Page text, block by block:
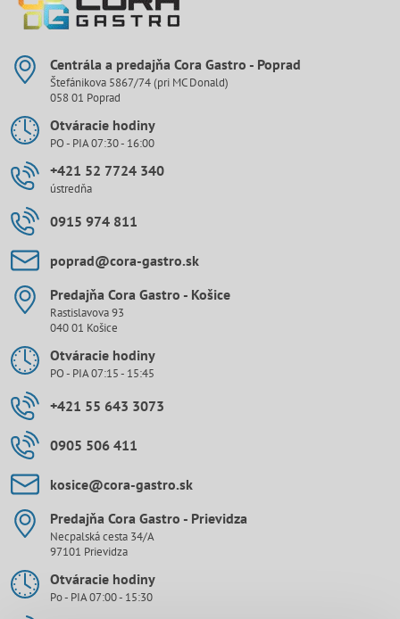
Centrála a predajňa Cora Gastro - Poprad
Štefánikova 5867/74 (pri MC Donald)
058 01 Poprad
Otváracie hodiny
PO - PIA 07:30 - 16:00
+421 52 7724 340
ústredňa
0915 974 811
poprad​@cora-gastro​.sk
Predajňa Cora Gastro - Košice
Rastislavova 93
040 01 Košice
Otváracie hodiny
PO - PIA 07:15 - 15:45
+421 55 643 3073
0905 506 411
kosice​@cora-gastro​.sk
Predajňa Cora Gastro - Prievidza
Necpalská cesta 34/A
97101 Prievidza
Otváracie hodiny
Po - PIA 07:00 - 15:30